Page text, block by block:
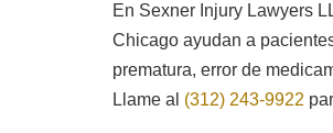
En Sexner Injury Lawyers
Chicago ayudan a
prematura, error de
Llame al (312) 243-9922